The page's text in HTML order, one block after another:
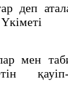
деп
мен
қауіп-